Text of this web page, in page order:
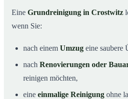
Eine Grundreinigung in Crostwitz
wenn Sie:
nach einem Umzug eine saubere
nach Renovierungen oder
reinigen möchten,
eine einmalige Reinigung ohne